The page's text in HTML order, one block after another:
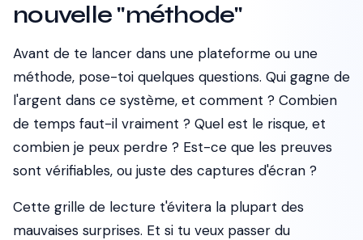
nouvelle "méthode"
Avant de te lancer dans une plateforme ou une
méthode, pose-toi quelques questions. Qui gagne de
l'argent dans ce système, et comment ? Combien
de temps faut-il vraiment ? Quel est le risque, et
combien je peux perdre ? Est-ce que les preuves
sont vérifiables, ou juste des captures d'écran ?
Cette grille de lecture t'évitera la plupart des
mauvaises surprises. Et si tu veux passer du